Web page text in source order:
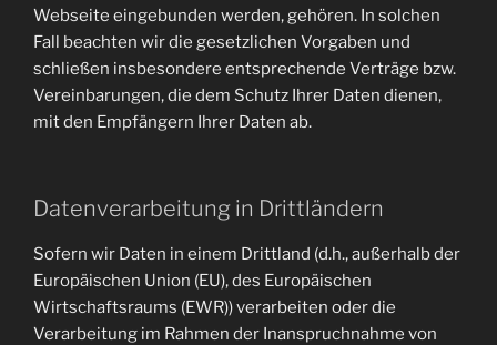
Webseite eingebunden werden, gehören. In solchen
Fall beachten wir die gesetzlichen Vorgaben und
schließen insbesondere entsprechende Verträge bzw.
Vereinbarungen, die dem Schutz Ihrer Daten dienen,
mit den Empfängern Ihrer Daten ab.
Datenverarbeitung in Drittländern
Sofern wir Daten in einem Drittland (d.h., außerhalb der
Europäischen Union (EU), des Europäischen
Wirtschaftsraums (EWR)) verarbeiten oder die
Verarbeitung im Rahmen der Inanspruchnahme von